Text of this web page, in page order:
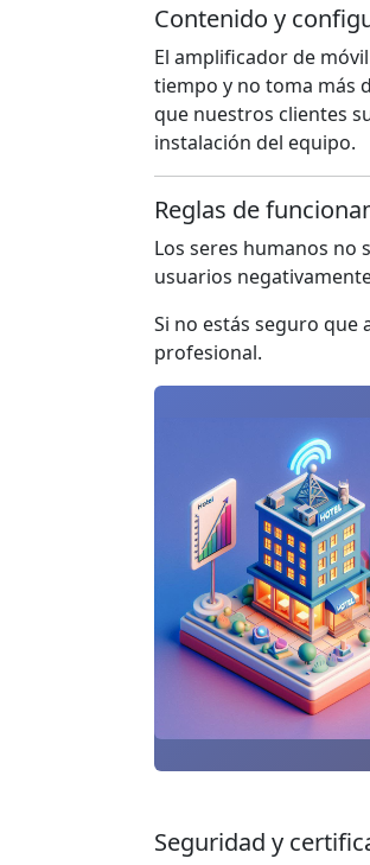
Contenido y
El amplificador de
tiempo y no toma más
que nuestros clientes
instalación del equipo.
Reglas de
Los seres humanos
usuarios
Si no estás seguro que
profesional.
Seguridad y